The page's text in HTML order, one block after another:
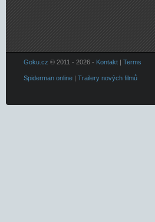
Goku.cz © 2011 - 2026 - Kontakt Terms
Spiderman online Trailery nových filmů